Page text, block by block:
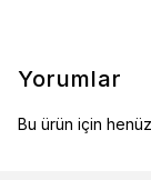
Yorumlar
Bu ürün için henüz